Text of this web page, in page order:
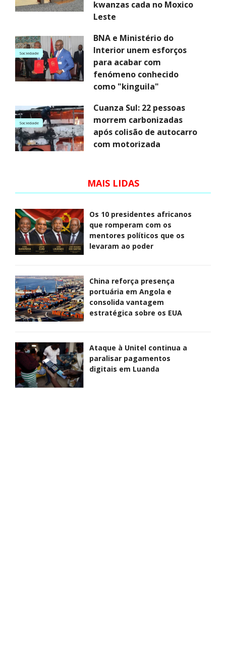
kwanzas cada no Moxico
Leste
Sociedade
BNA e Ministério do
Interior unem esforços
para acabar com
fenómeno conhecido
como "kinguila"
Sociedade
Cuanza Sul: 22 pessoas
morrem carbonizadas
após colisão de autocarro
com motorizada
MAIS LIDAS
Os 10 presidentes africanos
que romperam com os
mentores políticos que os
levaram ao poder
China reforça presença
portuária em Angola e
consolida vantagem
estratégica sobre os EUA
Ataque à Unitel continua a
paralisar pagamentos
digitais em Luanda